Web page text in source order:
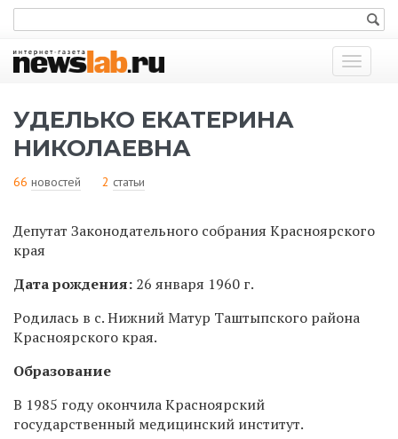
Показать
меню
УДЕЛЬКО ЕКАТЕРИНА
НИКОЛАЕВНА
66 новостей 2 статьи
Депутат Законодательного собрания Красноярского
края
Дата рождения: 26 января 1960 г.
Родилась в с. Нижний Матур Таштыпского района
Красноярского края.
Образование
В 1985 году окончилаКрасноярский
государственный медицинский институт.